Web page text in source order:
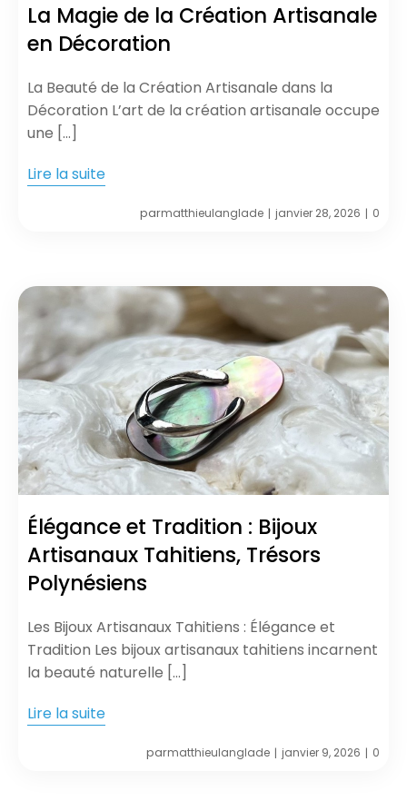
La Magie de la Création Artisanale
en Décoration
La Beauté de la Création Artisanale dans la
Décoration L’art de la création artisanale occupe
une […]
Lire la suite
parmatthieulanglade | janvier 28, 2026 | 0
Élégance et Tradition : Bijoux
Artisanaux Tahitiens, Trésors
Polynésiens
Les Bijoux Artisanaux Tahitiens : Élégance et
Tradition Les bijoux artisanaux tahitiens incarnent
la beauté naturelle […]
Lire la suite
parmatthieulanglade | janvier 9, 2026 | 0